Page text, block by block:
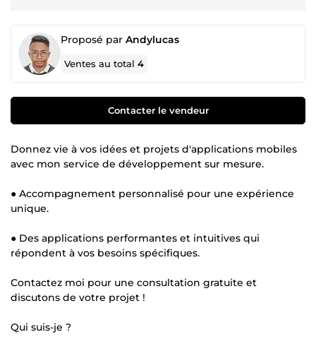
Proposé par Andylucas
Ventes au total4
Contacter le vendeur
Donnez vie à vos idées et projets d'applications mobiles
avec mon service de développement sur mesure.
● Accompagnement personnalisé pour une expérience
unique.
● Des applications performantes et intuitives qui
répondent à vos besoins spécifiques.
Contactez moi pour une consultation gratuite et
discutons de votre projet !
Qui suis-je ?